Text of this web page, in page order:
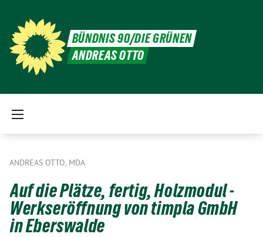
BÜNDNIS 90/DIE GRÜNEN
ANDREAS OTTO
ANDREAS OTTO, MDA
Auf die Plätze, fertig, Holzmodul -
Werkseröffnung von timpla GmbH
in Eberswalde